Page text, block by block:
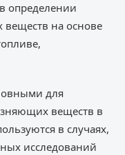
определении
веществ на основе
для
веществ в
в случаях,
исследований